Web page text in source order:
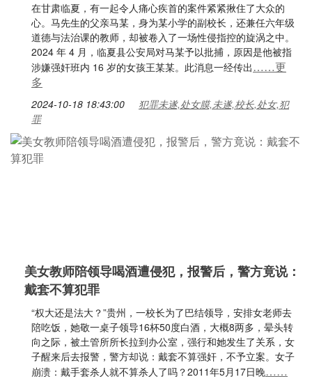
在甘肃临夏，有一起令人痛心疾首的案件紧紧揪住了大众的
心。马先生的父亲马某，身为某小学的副校长，还兼任六年级
道德与法治课的教师，却被卷入了一场性侵指控的旋涡之中。
2024 年 4 月，临夏县公安局对马某予以批捕，原因是他被指
涉嫌强奸班内 16 岁的女孩王某某。此消息一经传出……更
多
2024-10-18 18:43:00
犯罪未遂,处女膜,未遂,校长,处女,犯
罪
美女教师陪领导喝酒遭侵犯，报警后，警方竟说：
戴套不算犯罪
“权大还是法大？”贵州，一校长为了巴结领导，安排女老师去
陪吃饭，她敬一桌子领导16杯50度白酒，大概8两多，晕头转
向之际，被土管所所长拉到办公室，强行和她发生了关系，女
子醒来后去报警，警方却说：戴套不算强奸，不予立案。女子
崩溃：戴手套杀人就不算杀人了吗？2011年5月17日晚……